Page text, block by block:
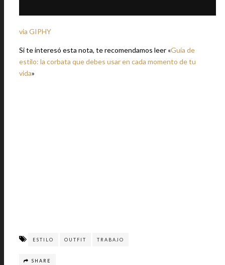
via GIPHY
Si te interesó esta nota, te recomendamos leer «Guía de
estilo: la corbata que debes usar en cada momento de tu
vida»
ESTILO OUTFIT TRABAJO
SHARE